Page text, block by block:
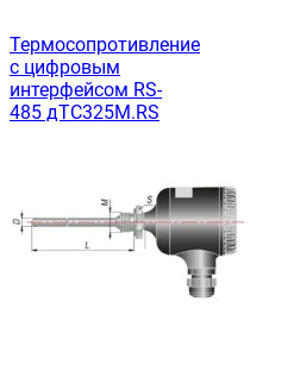
Термосопротивление
с цифровым
интерфейсом RS-
485 дТС325М.RS